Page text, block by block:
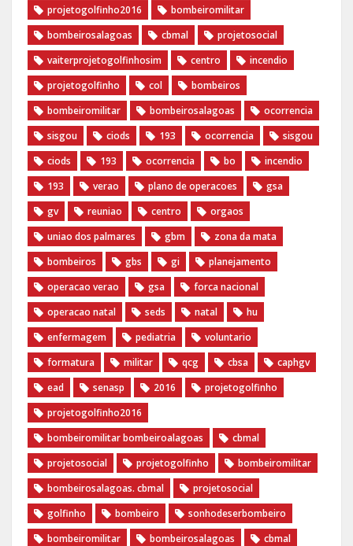
‎projetogolfinho2016
‎bombeiromilitar‬
‎bombeirosalagoas‬
‎cbmal‬
‎projetosocial‬‪
vaiterprojetogolfinhosim‬
centro
incendio
projetogolfinho
col
bombeiros
bombeiromilitar
bombeirosalagoas
ocorrencia
sisgou
ciods 193 ocorrencia
sisgou
ciods
193 ocorrencia bo
incendio
193
verao plano de operacoes
gsa
gv
reuniao centro
orgaos
uniao dos palmares
gbm
zona da mata
bombeiros
gbs gi
planejamento
operacao verao
gsa
forca nacional
operacao natal
seds natal
hu
enfermagem
pediatria
voluntario
formatura
militar qcg cbsa
caphgv
ead
senasp 2016
projetogolfinho
projetogolfinho2016
bombeiromilitar bombeiroalagoas
cbmal
projetosocial
projetogolfinho
bombeiromilitar
bombeirosalagoas. cbmal
projetosocial
golfinho
bombeiro
sonhodeserbombeiro
bombeiromilitar
bombeirosalagoas cbmal